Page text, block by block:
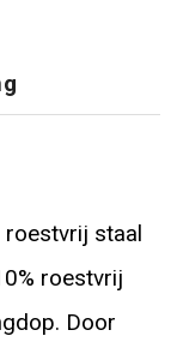
staal
roestvrij
Door